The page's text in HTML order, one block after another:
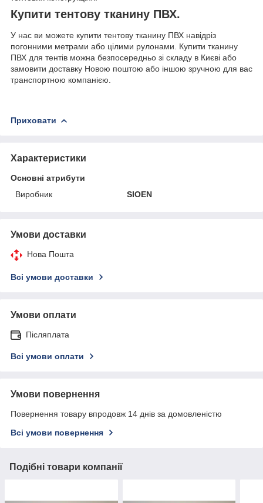
Купити тентову тканину ПВХ.
У нас ви можете купити тентову тканину ПВХ навідріз
погонними метрами або цілими рулонами. Купити тканину
ПВХ для тентів можна безпосередньо зі складу в Києві або
замовити доставку Новою поштою або іншою зручною для вас
транспортною компанією.
Приховати
Характеристики
Основні атрибути
Виробник
SIOEN
Умови доставки
Нова Пошта
Всі умови доставки
Умови оплати
Післяплата
Всі умови оплати
Умови повернення
Повернення товару впродовж 14 днів за домовленістю
Всі умови повернення
Подібні товари компанії